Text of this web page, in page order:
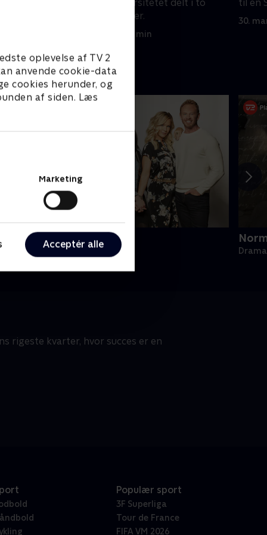
oplevelse af TV 2
anvende cookie-data
cookies herunder, og
af siden. Læs
Marketing
Acceptér alle
Pludselig er universitetet delt i to
lejre: sorte og jøder.
23. marts 1995 • 42 min
til en
30.
BH90210
• 1 sæsoner
rigeste kvarter, hvor succes er en
Populær sport
3F Superliga
Tour de France
FIFA VM 2026